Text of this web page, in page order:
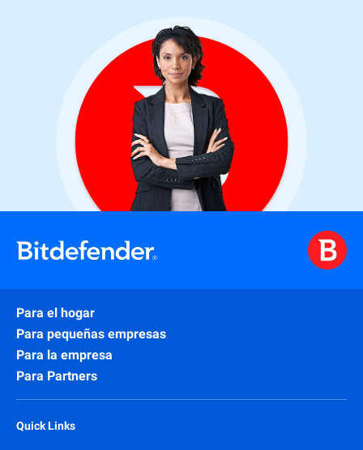
Para el hogar
Para pequeñas empresas
Para la empresa
Para Partners
Quick Links